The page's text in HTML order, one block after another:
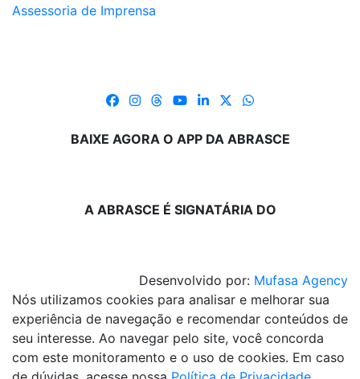
Assessoria de Imprensa
BAIXE AGORA O APP DA ABRASCE
A ABRASCE É SIGNATÁRIA DO
Desenvolvido por: Mufasa Agency
Nós utilizamos cookies para analisar e melhorar sua
experiência de navegação e recomendar conteúdos de
seu interesse. Ao navegar pelo site, você concorda
com este monitoramento e o uso de cookies. Em caso